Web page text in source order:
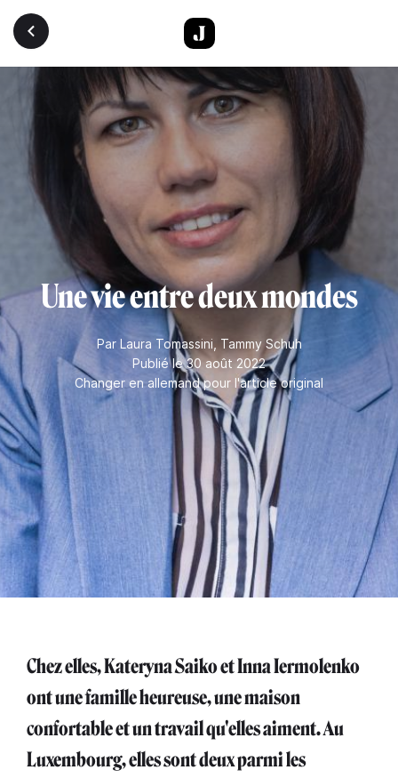
Aller au contenu principal
Une vie entre deux mondes
Par Laura Tomassini Tammy Schuh
Publié le 30 août 2022
Changer en allemand pour l'article original
Chez elles, Kateryna Saiko et Inna Iermolenko
ont une famille heureuse, une maison
confortable et un travail qu'elles aiment. Au
Luxembourg, elles sont deux parmi les